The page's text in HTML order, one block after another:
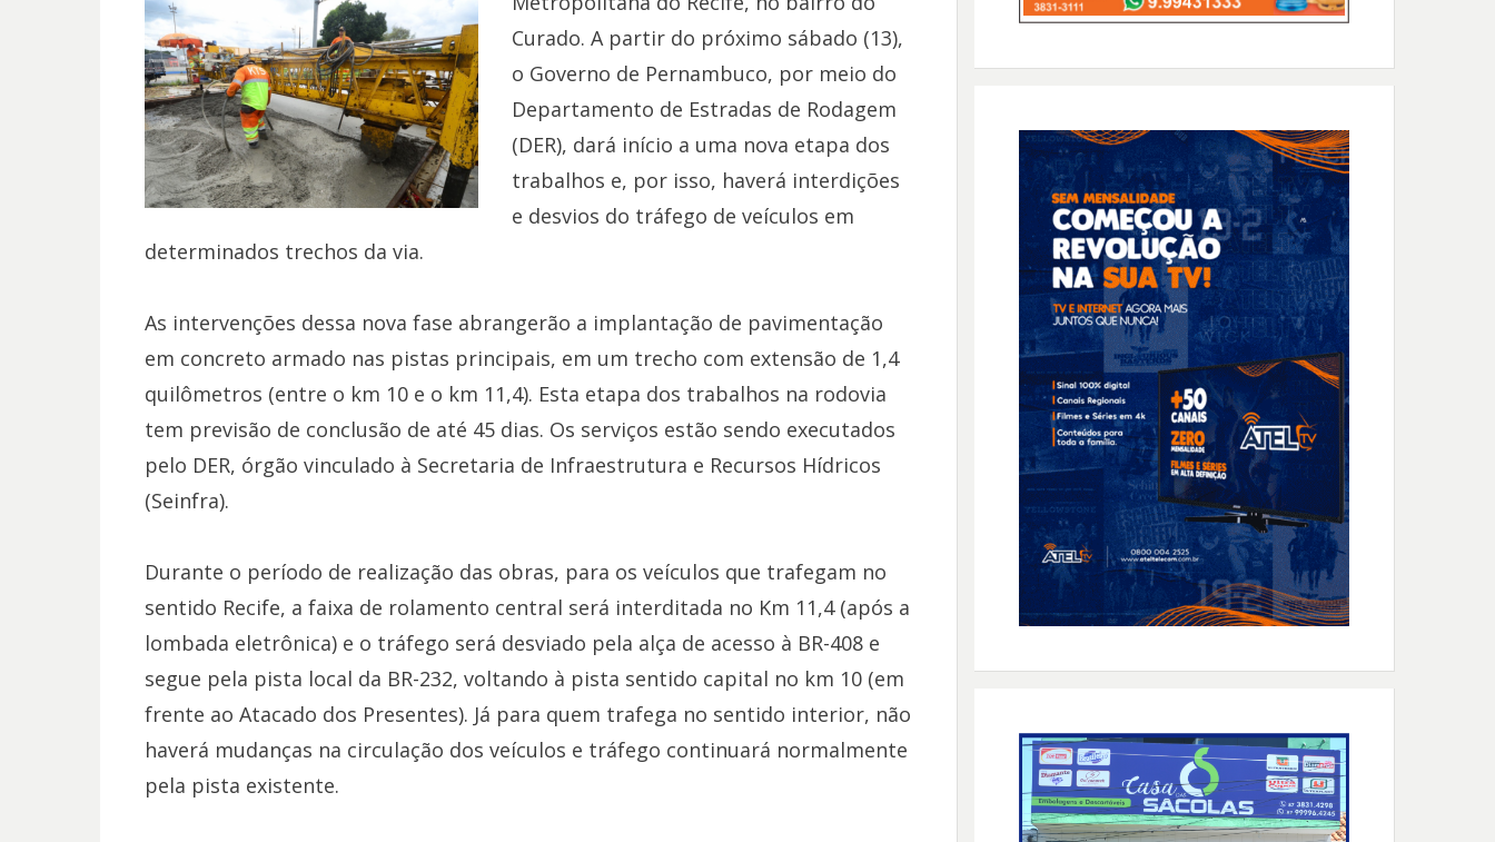
Curado. A partir do próximo sábado (13),
o Governo de Pernambuco, por meio do
Departamento de Estradas de Rodagem
(DER), dará início a uma nova etapa dos
trabalhos e, por isso, haverá interdições
e desvios do tráfego de veículos em
determinados trechos da via.
As intervenções dessa nova fase abrangerão a implantação de pavimentação
em concreto armado nas pistas principais, em um trecho com extensão de 1,4
quilômetros (entre o km 10 e o km 11,4). Esta etapa dos trabalhos na rodovia
tem previsão de conclusão de até 45 dias. Os serviços estão sendo executados
pelo DER, órgão vinculado à Secretaria de Infraestrutura e Recursos Hídricos
(Seinfra).
Durante o período de realização das obras, para os veículos que trafegam no
sentido Recife, a faixa de rolamento central será interditada no Km 11,4 (após a
lombada eletrônica) e o tráfego será desviado pela alça de acesso à BR-408 e
segue pela pista local da BR-232, voltando à pista sentido capital no km 10 (em
frente ao Atacado dos Presentes). Já para quem trafega no sentido interior, não
haverá mudanças na circulação dos veículos e tráfego continuará normalmente
pela pista existente.